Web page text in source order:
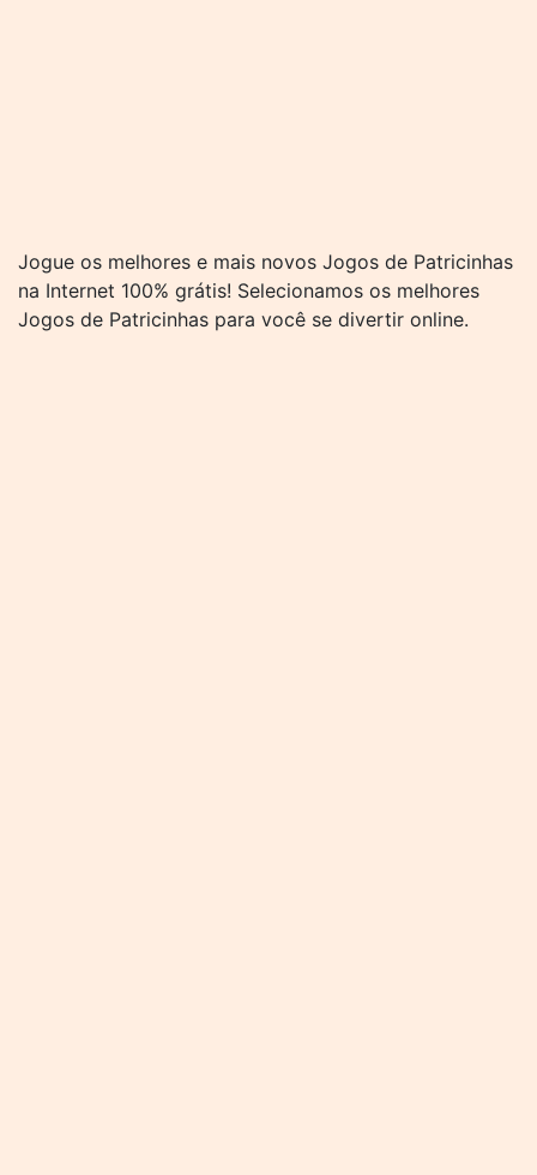
Jogue os melhores e mais novos Jogos de Patricinhas
na Internet 100% grátis! Selecionamos os melhores
Jogos de Patricinhas para você se divertir online.